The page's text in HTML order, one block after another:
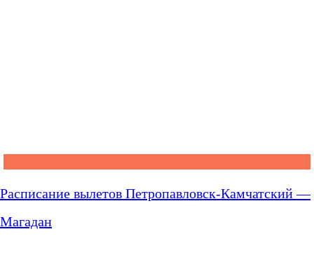
Расписание вылетов Петропавловск-Камчатский —
Магадан